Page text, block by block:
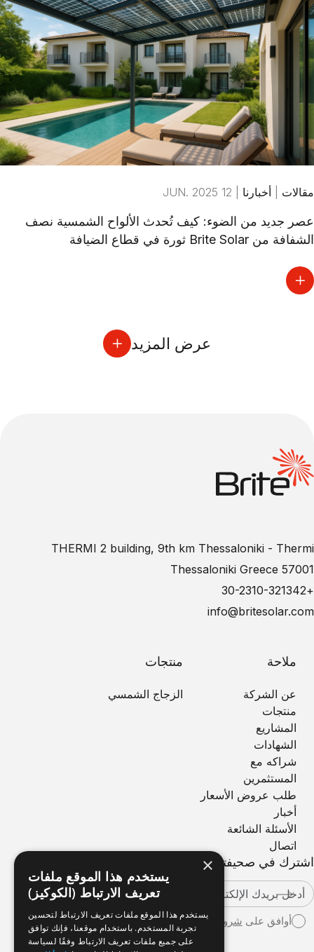
مقالات أخبارنا 12 JUN. 2025
عصر جديد من الضوء: كيف تُحدث الألواح الشمسية نصف
الشفافة من Brite Solar ثورة في قطاع الضيافة
عرض المزيد
THERMI 2 building, 9th km Thessaloniki - Thermi
57001 Thessaloniki Greece
+30-2310-321342
info@britesolar.com
ملاحة
عن الشركة
منتجات
المشاريع
الشهادات
شراكه مع
المستثمرين
طلب عروض الأسعار
أخبار
الأسئلة الشائعة
اتصال
منتجات
الزجاج الشمسي
اشترك في صحيفتنا الإخبارية
أوافق على شروط الاستخدام
×
يستخدم هذا الموقع ملفات
تعريف الارتباط (الكوكيز)
يستخدم هذا الموقع ملفات تعريف الارتباط لتحسين
تجربة المستخدم. باستخدام موقعنا، فإنك توافق
على جميع ملفات تعريف الارتباط وفقًا لسياسة